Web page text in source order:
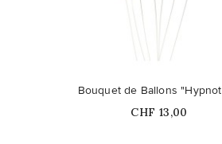
Bouquet de Ballons
Prix
CHF 13,00